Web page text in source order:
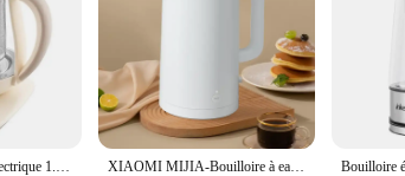
Joyoung Bouilloire Électrique 1.5L Bouilloire Saine Multifonction Fleur Thé Desserts citrouille Médicinaux Boling Eau Pour K15D-WY345 À Domicile XIAOMI MIJIA-Bouilloire à eau électrique intelligente 1S 1,7 L, en acier inoxydable, à température constante et ébullition rapide, pour la maison, nouveauté 2020